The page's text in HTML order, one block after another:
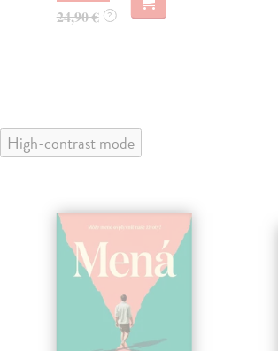
24,90 € ?
High-contrast mode